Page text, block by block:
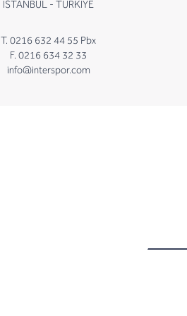
İSTANBUL - TÜRKİYE
T. 0216 632 44 55 Pbx
F. 0216 634 32 33
info@interspor.com